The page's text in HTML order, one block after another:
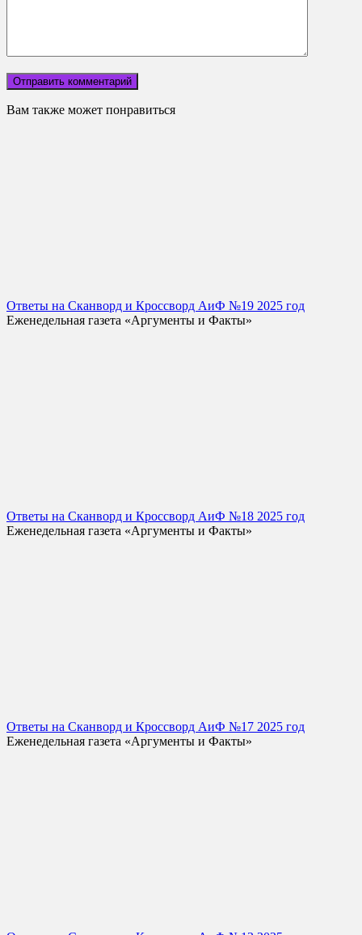
Вам также может понравиться
Ответы на Сканворд и Кроссворд АиФ №19 2025 год
Еженедельная газета «Аргументы и Факты»
Ответы на Сканворд и Кроссворд АиФ №18 2025 год
Еженедельная газета «Аргументы и Факты»
Ответы на Сканворд и Кроссворд АиФ №17 2025 год
Еженедельная газета «Аргументы и Факты»